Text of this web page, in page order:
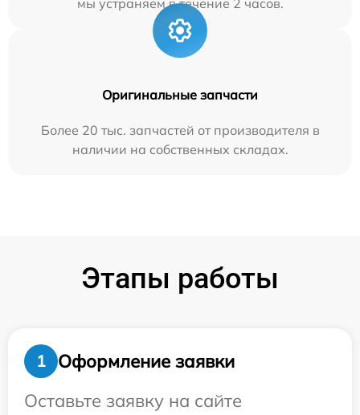
мы устраняем в течение 2 часов.
Оригинальные запчасти
Более 20 тыс. запчастей от производителя в
наличии на собственных складах.
Этапы работы
1
Оформление заявки
Оставьте заявку на сайте